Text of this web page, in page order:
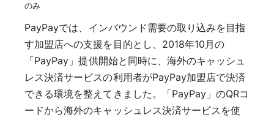
のみ
PayPayでは、インバウンド需要の取り込みを目指
す加盟店への支援を目的とし、2018年10月の
「PayPay」提供開始と同時に、海外のキャッシュ
レス決済サービスの利用者がPayPay加盟店で決済
できる環境を整えてきました。「PayPay」のQRコ
ードから海外のキャッシュレス決済サービスを使